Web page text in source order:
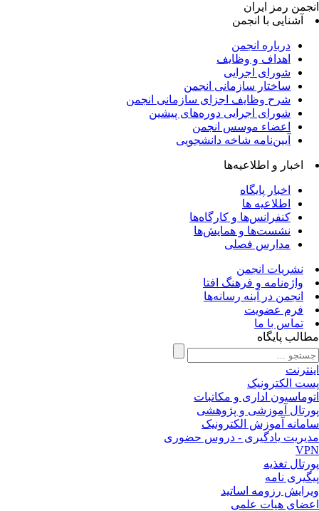
رمز ایران
آشنایی با انجمن
درباره انجمن
اهداف و وظایف
شورای اجرایی
ساختار سازمانی انجمن
شرح وظایف اجزای سازمانی انجمن
شورای اجرایی دوره‌های پیشین
اعضاء موسس انجمن
آیین‌نامه شاخه دانشجویی
اخبار و اطلاعیه‌ها
اخبار پایگاه
اطلاعیه ها
کنفرانس‌ها و کارگاه‌ها
نشست‌ها و همایش‌ها
مدارس فصلی
نشریات انجمن
واژه‌نامه و فرهنگ افتا
انجمن در آینه رسانه‌ها
فرم عضویت
تماس با ما
پایگاه
الکترونیک
اداری و مکاتبات
آموزشی و پژوهشی
آموزش الکترونیک
یادگیری - دروس حضوری
تغذیه
نامه
رزومه اساتید
هیات علمی